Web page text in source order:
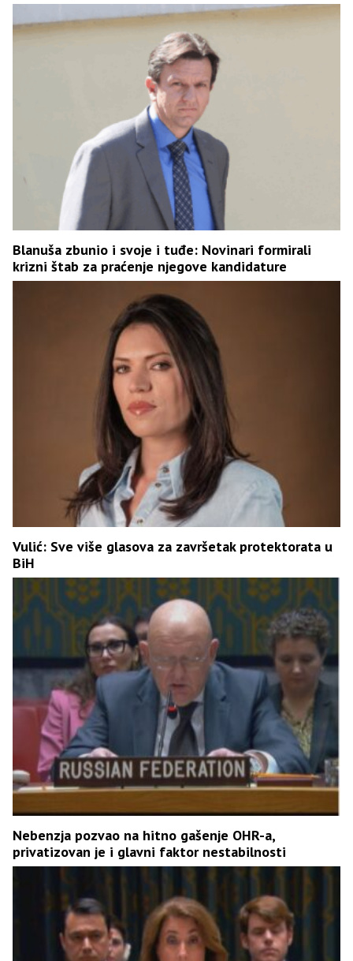
Blanuša zbunio i svoje i tuđe: Novinari formirali
krizni štab za praćenje njegove kandidature
Vulić: Sve više glasova za završetak protektorata u
BiH
Nebenzja pozvao na hitno gašenje OHR-a,
privatizovan je i glavni faktor nestabilnosti